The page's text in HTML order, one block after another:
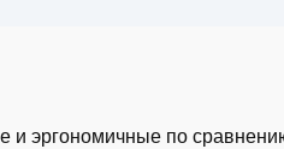
и эргономичные по